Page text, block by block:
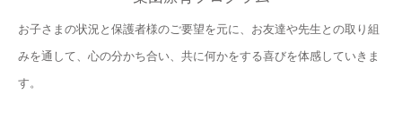
お子さまの状況と保護者様のご要望を元に、お友達や先生との取り組
みを通して、心の分かち合い、共に何かをする喜びを体感していきま
す。